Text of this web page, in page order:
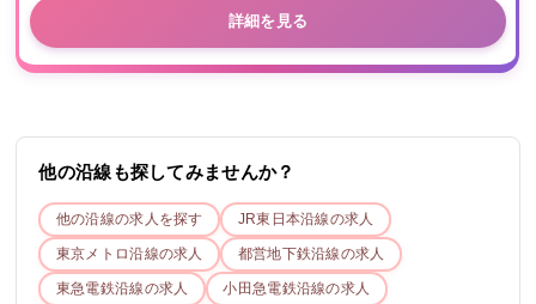
詳細を見る
他の沿線も探してみませんか？
他の沿線の求人を探す JR東日本沿線の求人
東京メトロ沿線の求人 都営地下鉄沿線の求人
東急電鉄沿線の求人 小田急電鉄沿線の求人